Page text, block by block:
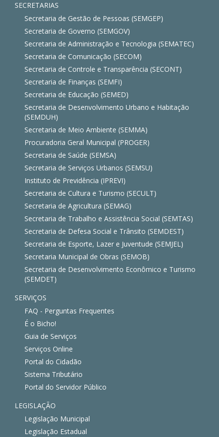
SECRETARIAS
Secretaria de Gestão de Pessoas (SEMGEP)
Secretaria de Governo (SEMGOV)
Secretaria de Administração e Tecnologia (SEMATEC)
Secretaria de Comunicação (SECOM)
Secretaria de Controle e Transparência (SECONT)
Secretaria de Finanças (SEMFI)
Secretaria de Educação (SEMED)
Secretaria de Desenvolvimento Urbano e Habitação
(SEMDUH)
Secretaria de Meio Ambiente (SEMMA)
Procuradoria Geral Municipal (PROGER)
Secretaria de Saúde (SEMSA)
Secretaria de Serviços Urbanos (SEMSU)
Instituto de Previdência (IPREVI)
Secretaria de Cultura e Turismo (SECULT)
Secretaria de Agricultura (SEMAG)
Secretaria de Trabalho e Assistência Social (SEMTAS)
Secretaria de Defesa Social e Trânsito (SEMDEST)
Secretaria de Esporte, Lazer e Juventude (SEMJEL)
Secretaria Municipal de Obras (SEMOB)
Secretaria de Desenvolvimento Econômico e Turismo
(SEMDET)
SERVIÇOS
FAQ - Perguntas Frequentes
É o Bicho!
Guia de Serviços
Serviços Online
Portal do Cidadão
Sistema Tributário
Portal do Servidor Público
LEGISLAÇÃO
Legislação Municipal
Legislação Estadual